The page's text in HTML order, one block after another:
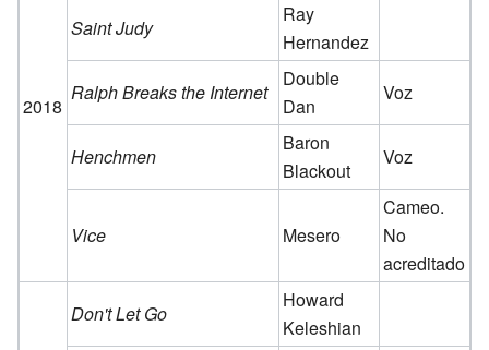
2018
Saint Judy
Ray
Hernandez
Ralph Breaks the Internet
Double
Dan
Voz
Henchmen
Baron
Blackout
Voz
Vice Mesero
Cameo.
No
acreditado
Don't Let Go
Howard
Keleshian